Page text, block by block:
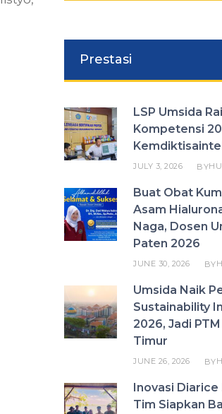
Prestasi
LSP Umsida
Kompetensi
JULY 3, 2026 BY
Buat Obat
Asam
Naga, Dosen
Paten 2026
JUNE 30, 2026 BY
Umsida Naik
Sustainability
2026, Jadi
Timur
JUNE 26, 2026 BY
Inovasi Diarice
Tim Siapkan